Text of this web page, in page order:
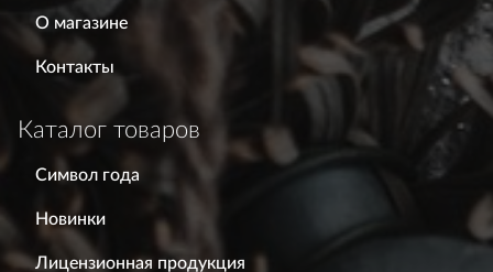
О магазине
Контакты
Каталог товаров
Символ года
Новинки
Лицензионная продукция